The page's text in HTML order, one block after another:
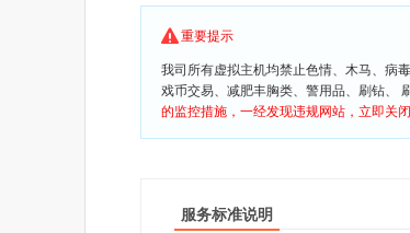
重要提示
我司所有虚拟主机均禁止色情、木马、病
戏币交易、减肥丰胸类、警用品、刷钻、
的监控措施，一经发现违规网站，立即关闭
服务标准说明